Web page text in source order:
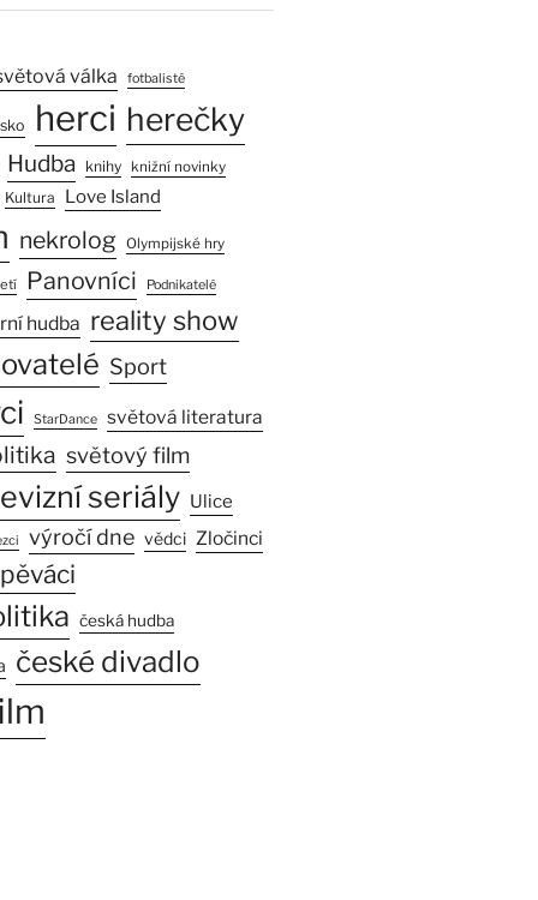
válka fotbalisté
herci herečky
Hudba knihy knižní novinky
Kultura Love Island
nekrolog Olympijské hry
Panovníci Podnikatelé
hudba reality show
Sport
StarDance světová literatura
světový film
seriály Ulice
výročí dne vědci Zločinci
česká hudba
české divadlo